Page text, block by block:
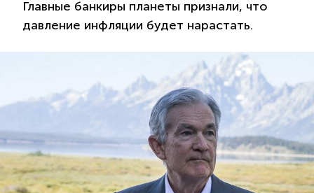
Главные банкиры планеты признали, что
давление инфляции будет нарастать.